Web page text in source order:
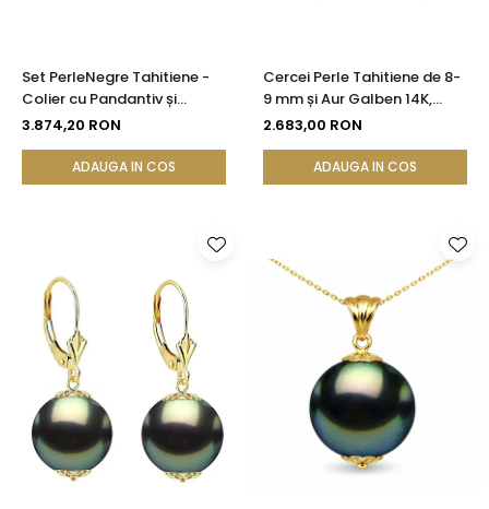
Set PerleNegre Tahitiene -
Colier cu Pandantiv și
Cercei, Aur Galben 14K, Perle
AAA | KASKADDA®
3.874,20 RON
ADAUGA IN COS
Cercei Perle Tahitiene de 8-
9 mm și Aur Galben 14K,
Forma Rotundă |
2.683,00 RON
ADAUGA IN COS